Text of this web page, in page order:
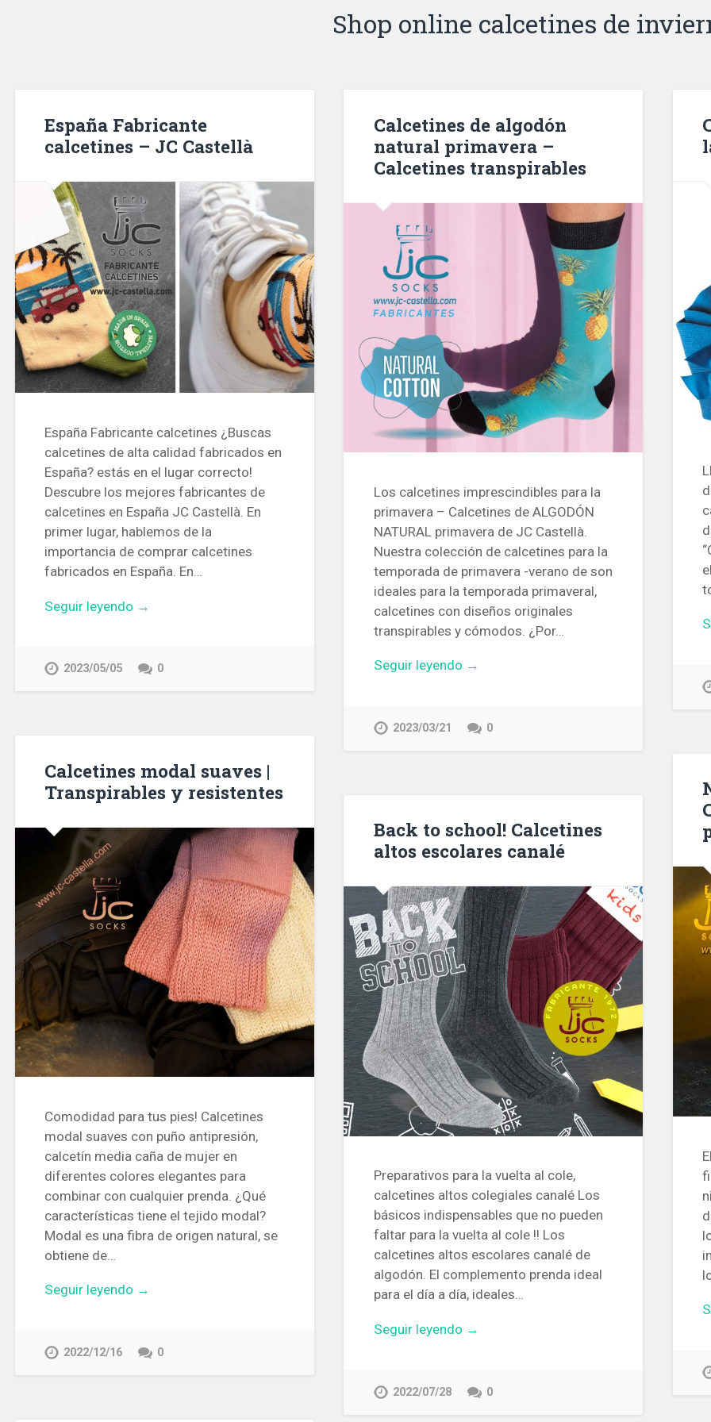
Shop online calcetines de
España Fabricante
calcetines – JC Castellà
España Fabricante calcetines ¿Buscas
calcetines de alta calidad fabricados en
España? estás en el lugar correcto!
Descubre los mejores fabricantes de
calcetines en España JC Castellà. En
primer lugar, hablemos de la
importancia de comprar calcetines
fabricados en España. En…
Seguir leyendo →
2023/05/05 0
Calcetines de algodón
natural primavera –
Calcetines transpirables
Los calcetines imprescindibles para la
primavera – Calcetines de ALGODÓN
NATURAL primavera de JC Castellà.
Nuestra colección de calcetines para la
temporada de primavera -verano de son
ideales para la temporada primaveral,
calcetines con diseños originales
transpirables y cómodos. ¿Por…
Seguir leyendo →
2023/03/21 0
Calcetines modal suaves |
Transpirables y resistentes
Comodidad para tus pies! Calcetines
modal suaves con puño antipresión,
calcetín media caña de mujer en
diferentes colores elegantes para
combinar con cualquier prenda. ¿Qué
características tiene el tejido modal?
Modal es una fibra de origen natural, se
obtiene de…
Seguir leyendo →
2022/12/16 0
Back to school! Calcetines
altos escolares canalé
Preparativos para la vuelta al cole,
calcetines altos colegiales canalé Los
básicos indispensables que no pueden
faltar para la vuelta al cole !! Los
calcetines altos escolares canalé de
algodón. El complemento prenda ideal
para el día a día, ideales…
Seguir leyendo →
2022/07/28 0